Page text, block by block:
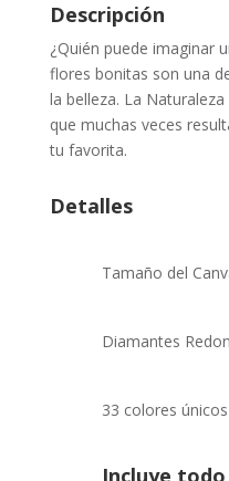
Descripción
¿Quién puede imaginar
flores bonitas son una
la belleza. La
que muchas veces
tu favorita.
Detalles
Tamaño del
Diamantes
33 colores únicos
Incluye